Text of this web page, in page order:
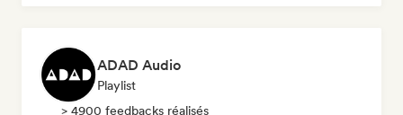
ADAD Audio
Playlist
> 4900 feedbacks réalisés